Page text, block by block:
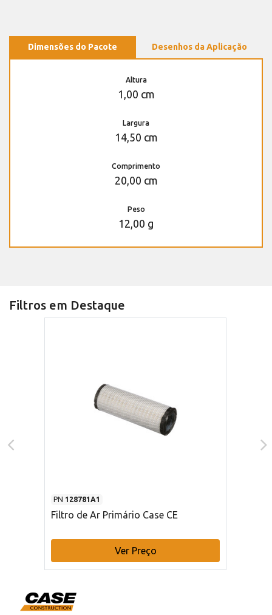
Dimensões do Pacote Desenhos da Aplicação
Altura
1,00 cm
Largura
14,50 cm
Comprimento
20,00 cm
Peso
12,00 g
Filtros em Destaque
PN 128781A1
Filtro de Ar Primário Case CE
Ver Preço